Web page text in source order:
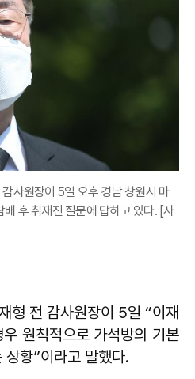
사원장이 5일 오후 경남 창원시 마
배 후 취재진 질문에 답하고 있다. [사
형 전 감사원장이 5일 “이재
원칙적으로 가석방의 기본
황”이라고 말했다.